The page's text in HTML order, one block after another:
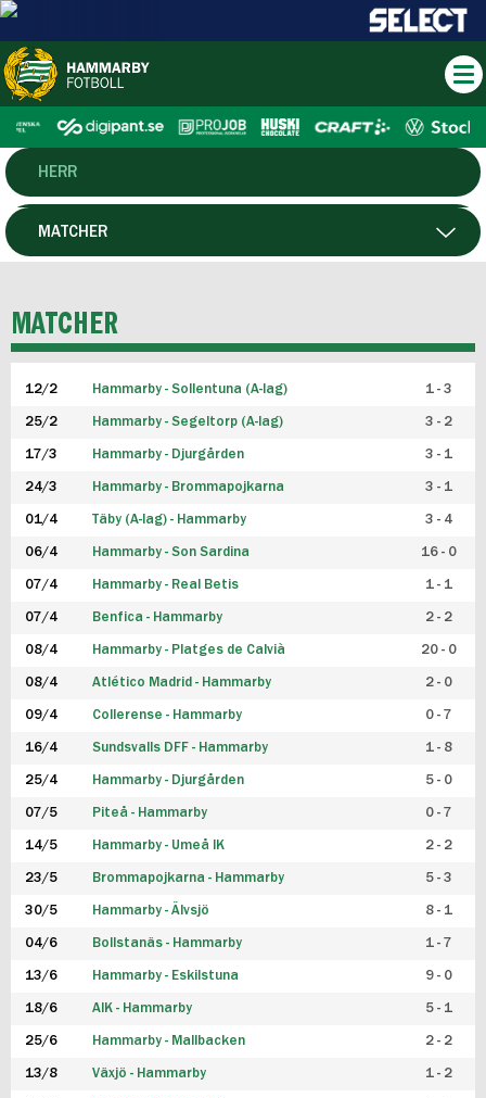
HERR
DAM
P19
F19
FUTSAL HERR
FUTSAL DAM
MATCHER
MATCHER
12/2 Hammarby - Sollentuna (A-lag) 1 - 3
25/2 Hammarby - Segeltorp (A-lag) 3 - 2
17/3 Hammarby - Djurgården 3 - 1
24/3 Hammarby - Brommapojkarna 3 - 1
01/4 Täby (A-lag) - Hammarby 3 - 4
06/4 Hammarby - Son Sardina 16 - 0
07/4 Hammarby - Real Betis 1 - 1
07/4 Benfica - Hammarby 2 - 2
08/4 Hammarby - Platges de Calvià 20 - 0
08/4 Atlético Madrid - Hammarby 2 - 0
09/4 Collerense - Hammarby 0 - 7
16/4 Sundsvalls DFF - Hammarby 1 - 8
25/4 Hammarby - Djurgården 5 - 0
07/5 Piteå - Hammarby 0 - 7
14/5 Hammarby - Umeå IK 2 - 2
23/5 Brommapojkarna - Hammarby 5 - 3
30/5 Hammarby - Älvsjö 8 - 1
04/6 Bollstanäs - Hammarby 1 - 7
13/6 Hammarby - Eskilstuna 9 - 0
18/6 AIK - Hammarby 5 - 1
25/6 Hammarby - Mallbacken 2 - 2
13/8 Växjö - Hammarby 1 - 2